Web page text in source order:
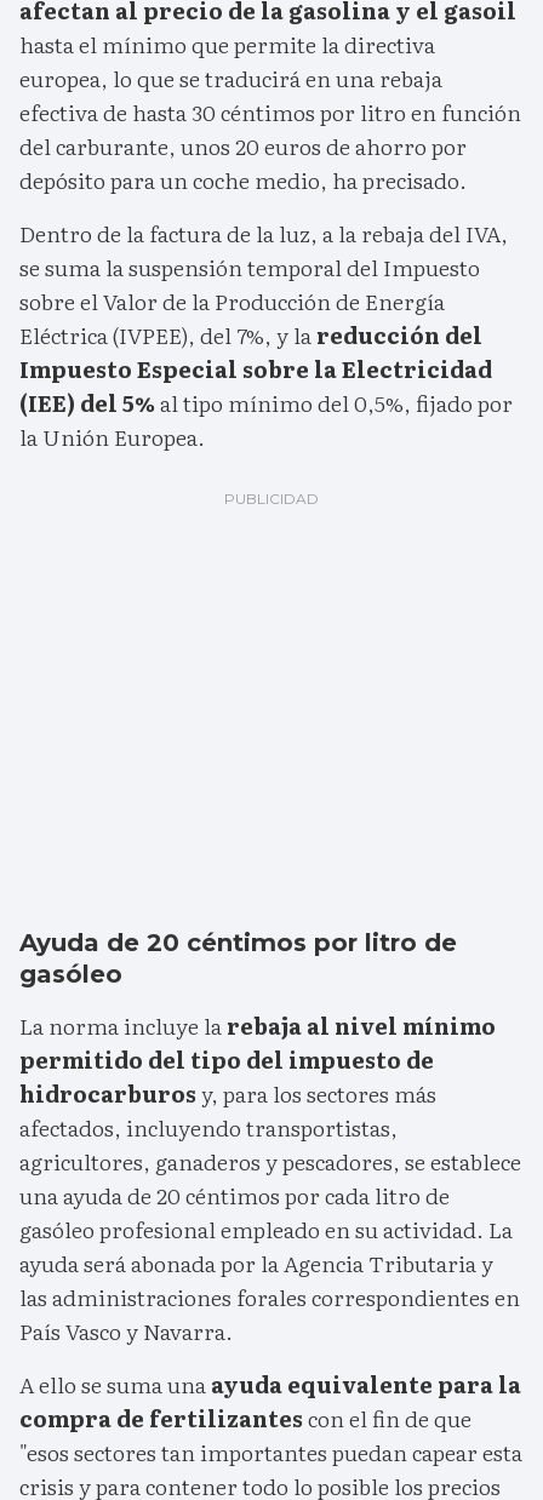
afectan al precio de la gasolina y el gasoil
hasta el mínimo que permite la directiva
europea, lo que se traducirá en una rebaja
efectiva de hasta 30 céntimos por litro en función
del carburante, unos 20 euros de ahorro por
depósito para un coche medio, ha precisado.
Dentro de la factura de la luz, a la rebaja del IVA,
se suma la suspensión temporal del Impuesto
sobre el Valor de la Producción de Energía
Eléctrica (IVPEE), del 7%, y lareducción del
Impuesto Especial sobre la Electricidad
(IEE) del 5%al tipo mínimo del 0,5%, fijado por
la Unión Europea.
Ayuda de 20 céntimos por litro de
gasóleo
La norma incluye larebaja al nivel mínimo
permitido del tipo del impuesto de
hidrocarburosy, para los sectores más
afectados, incluyendo transportistas,
agricultores, ganaderos y pescadores, se establece
una ayuda de 20 céntimos por cada litro de
gasóleo profesional empleado en su actividad. La
ayuda será abonada por la Agencia Tributaria y
las administraciones forales correspondientes en
País Vasco y Navarra.
A ello se suma unaayuda equivalente para la
compra de fertilizantescon el fin de que
"esos sectores tan importantes puedan capear esta
crisis y para contener todo lo posible los precios